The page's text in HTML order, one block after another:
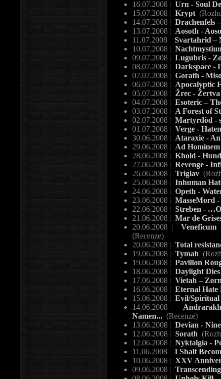
16.07.2008 | Urn - Soul
15.07.2008 | Krypt
14.07.2008 | Drachenfels
13.07.2008 | Aosoth -
11.07.2008 | Svartahrid –
10.07.2008 |
09.07.2008 | Lugubris -
08.07.2008 | Darkspace -
07.07.2008 | Gorath -
06.07.2008 | Apocalyptic
05.07.2008 | Žrec -
04.07.2008 | Esoteric –
03.07.2008 | A Forest of
02.07.2008 | Martyrdöd -
01.07.2008 | Verge -
30.06.2008 | Ataraxie -
29.06.2008 | Ad
28.06.2008 | Khold -
27.06.2008 | Revenge -
26.06.2008 | Triglav
25.06.2008 | Inhuman
24.06.2008 | Opeth -
23.06.2008 | MasseMord
22.06.2008 | Streben -
21.06.2008 | Mar de
20.06.2008 |
(Recenze)
20.06.2008 | Total
19.06.2008 | Tymah
19.06.2008 | Pavillon
18.06.2008 | Daylight
17.06.2008 | Vietah –
16.06.2008 | Eternal Hate
15.06.2008 | Evil/Spiritual
14.06.2008 |
Namen... (Recenze)
13.06.2008 | Devian -
12.06.2008 | Sorath
12.06.2008 | Nyktalgia -
11.06.2008 | I Shalt
10.06.2008 | XXV
09.06.2008 |